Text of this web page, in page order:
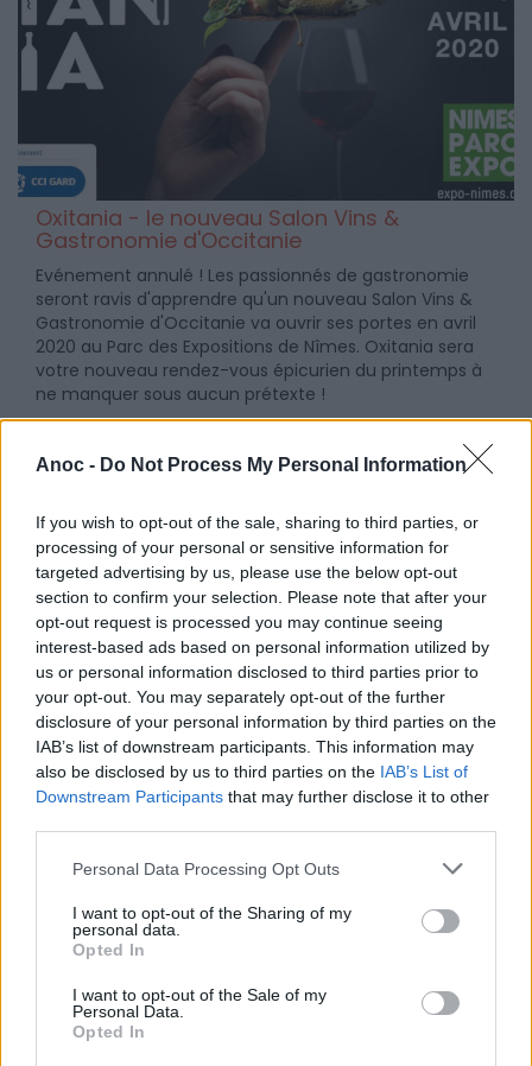
Anoc - Do Not Process My Personal Information
If you wish to opt-out of the sale, sharing to third parties, or
processing of your personal or sensitive information for
targeted advertising by us, please use the below opt-out
section to confirm your selection. Please note that after your
opt-out request is processed you may continue seeing
interest-based ads based on personal information utilized by
us or personal information disclosed to third parties prior to
your opt-out. You may separately opt-out of the further
disclosure of your personal information by third parties on the
IAB’s list of downstream participants. This information may
also be disclosed by us to third parties on the IAB’s List of
Downstream Participants that may further disclose it to other
Personal Data Processing Opt Outs
I want to opt-out of the Sharing of my
personal data.
Opted In
I want to opt-out of the Sale of my
Personal Data.
Opted In
Oxitania - le nouveau Salon Vins &
Gastronomie d'Occitanie
Evénement annulé ! Les passionnés de gastronomie
seront ravis d'apprendre qu'un nouveau Salon Vins &
Gastronomie d'Occitanie va ouvrir ses portes en avril
2020 au Parc des Expositions de Nîmes. Oxitania sera
votre nouveau rendez-vous épicurien du printemps à
ne manquer sous aucun prétexte !
la Comédie de Nîmes
Représentations annulées ! Que vous soyez en couple
Théâtre de la Comédie de Nîmes pour la comédie
déjantée "Un couple (presque) parfait", écrite et jouée